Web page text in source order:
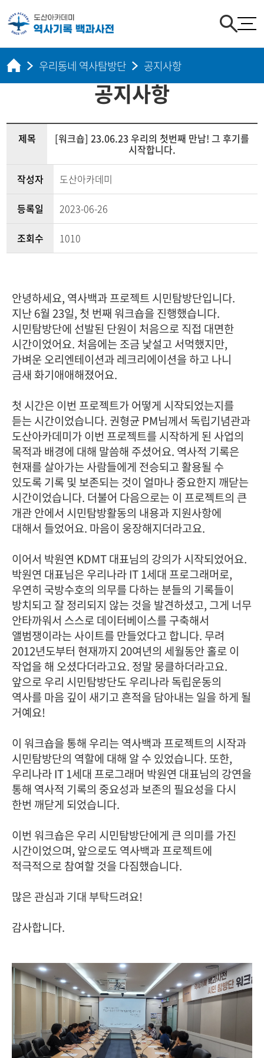
우리동네 역사탐방단 공지사항
공지사항
제목 [워크숍] 23.06.23 우리의 첫번째 만남! 그 후기를
시작합니다.
작성자 도산아카데미
등록일 2023-06-26
조회수 1010
안녕하세요, 역사백과 프로젝트 시민탐방단입니다.
지난 6월 23일, 첫 번째 워크숍을 진행했습니다.
시민탐방단에 선발된 단원이 처음으로 직접 대면한
시간이었어요. 처음에는 조금 낯설고 서먹했지만,
가벼운 오리엔테이션과 레크리에이션을 하고 나니
금새 화기애애해졌어요.
첫 시간은 이번 프로젝트가 어떻게 시작되었는지를
듣는 시간이었습니다. 권형균 PM님께서 독립기념관과
도산아카데미가 이번 프로젝트를 시작하게 된 사업의
목적과 배경에 대해 말씀해 주셨어요. 역사적 기록은
현재를 살아가는 사람들에게 전승되고 활용될 수
있도록 기록 및 보존되는 것이 얼마나 중요한지 깨닫는
시간이었습니다. 더불어 다음으로는 이 프로젝트의 큰
개관 안에서 시민탐방활동의 내용과 지원사항에
대해서 들었어요. 마음이 웅장해지더라고요.
이어서 박원연 KDMT 대표님의 강의가 시작되었어요.
박원연 대표님은 우리나라 IT 1세대 프로그래머로,
우연히 국방수호의 의무를 다하는 분들의 기록들이
방치되고 잘 정리되지 않는 것을 발견하셨고, 그게 너무
안타까워서 스스로 데이터베이스를 구축해서
앨범쟁이라는 사이트를 만들었다고 합니다. 무려
2012년도부터 현재까지 20여년의 세월동안 홀로 이
작업을 해 오셨다더라고요. 정말 뭉클하더라고요.
앞으로 우리 시민탐방단도 우리나라 독립운동의
역사를 마음 깊이 새기고 흔적을 담아내는 일을 하게 될
거예요!
이 워크숍을 통해 우리는 역사백과 프로젝트의 시작과
시민탐방단의 역할에 대해 알 수 있었습니다. 또한,
우리나라 IT 1세대 프로그래머 박원연 대표님의 강연을
통해 역사적 기록의 중요성과 보존의 필요성을 다시
한번 깨닫게 되었습니다.
이번 워크숍은 우리 시민탐방단에게 큰 의미를 가진
시간이었으며, 앞으로도 역사백과 프로젝트에
적극적으로 참여할 것을 다짐했습니다.
많은 관심과 기대 부탁드려요!
감사합니다.